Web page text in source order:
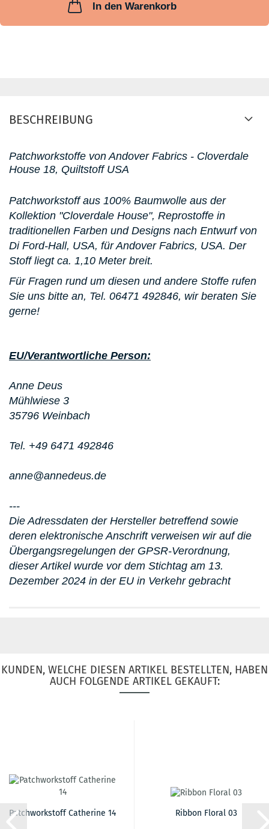
In den Warenkorb
BESCHREIBUNG
Patchworkstoffe von Andover Fabrics - Cloverdale
House 18, Quiltstoff USA
Patchworkstoff aus 100% Baumwolle aus der
Kollektion "Cloverdale House", Reprostoffe in
traditionellen Farben und Designs nach Entwurf von
Di Ford-Hall, USA, für Andover Fabrics, USA. Der
Stoff liegt ca. 1,10 Meter breit.
Für Fragen rund um diesen und andere Stoffe rufen
Sie uns bitte an, Tel. 06471 492846, wir beraten Sie
gerne!
EU/Verantwortliche Person:
Anne Deus
Mühlwiese 3
35796 Weinbach
Tel. +49 6471 492846
anne@annedeus.de
---
Die Adressdaten der Hersteller betreffend sowie
deren elektronische Anschrift verweisen wir auf die
Übergangsregelungen der GPSR-Verordnung,
dieser Artikel wurde vor dem Stichtag am 13.
Dezember 2024 in der EU in Verkehr gebracht
KUNDEN, WELCHE DIESEN ARTIKEL BESTELLTEN, HABEN
AUCH FOLGENDE ARTIKEL GEKAUFT:
Patchworkstoff Catherine 14 Ribbon Floral 03